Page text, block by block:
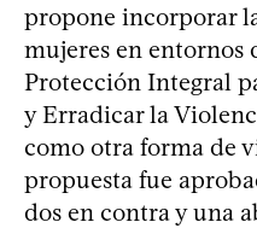
propone incorporar
mujeres en entornos
Protección Integral
y Erradicar la
como otra forma de
propuesta fue
dos en contra y una